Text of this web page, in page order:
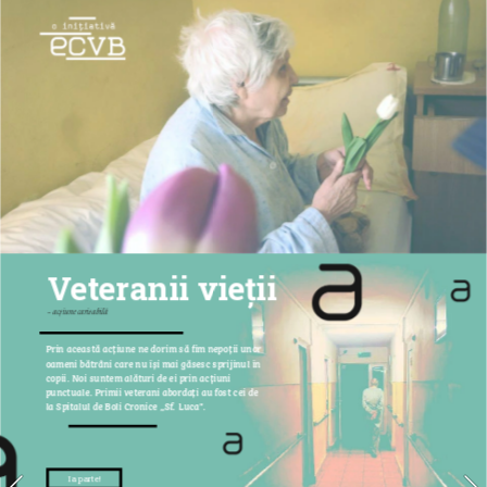
Ia parte!
Veteranii vieții
- acțiune caritabilă
Prin această acțiune ne dorim să fim nepoții unor
oameni bătrâni care nu își mai găsesc sprijinul în
copii. Noi suntem alături de ei prin acţiuni
punctuale. Primii veterani abordați au fost cei de
la Spitalul de Boli Cronice „Sf. Luca".